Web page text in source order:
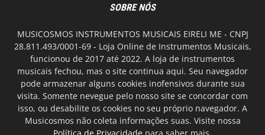
SOBRE NÓS
MUSICOSMOS INSTRUMENTOS MUSICAIS EIRELI ME - CNPJ
28.811.493/0001-69 - Loja Online de Instrumentos Musicais,
funcionou de 2017 até 2022. A loja de instrumentos
musicais fechou, mas o site continua aqui. Seu navegador
pode armazenar alguns cookies inofensivos durante sua
visita. Somente nevegue pelo nosso site se concordar com
isso, ou desabilite os cookies no seu próprio navegador. A
Musicosmos não coleta informações suas. Visite nossa